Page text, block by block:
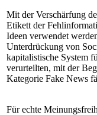
Mit der Verschärfung
Etikett der
Ideen verwendet
Unterdrückung von
kapitalistische System
verurteilten, mit der
Kategorie Fake News
Für echte